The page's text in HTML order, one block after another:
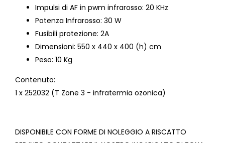
Impulsi di AF in pwm infrarosso: 20 KHz
Potenza Infrarosso: 30 W
Fusibili protezione: 2A
Dimensioni: 550 x 440 x 400 (h) cm
Peso: 10 Kg
Contenuto:
1 x 252032 (T Zone 3 - infratermia ozonica)
DISPONIBILE CON FORME DI NOLEGGIO A RISCATTO